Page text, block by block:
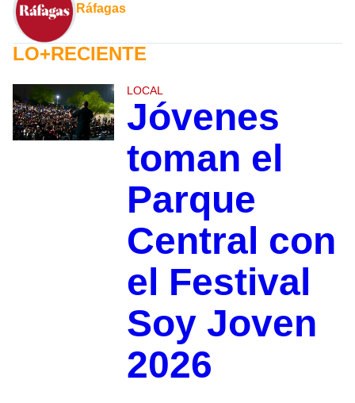
Ráfagas
LO+RECIENTE
LOCAL
Jóvenes
toman el
Parque
Central con
el Festival
Soy Joven
2026